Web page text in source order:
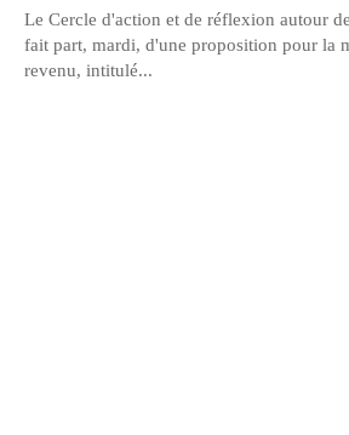
Le Cercle d'action et de réflexion autour
fait part, mardi, d'une proposition pour la
revenu, intitulé...